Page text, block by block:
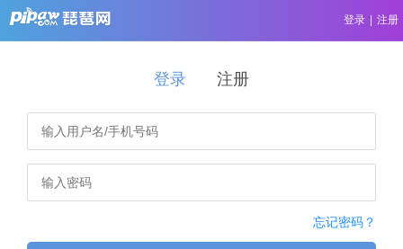
登录 注册
登录 注册
忘记密码？